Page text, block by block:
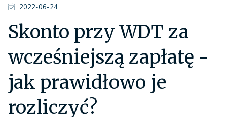
2022-06-24
Skonto przy WDT za
wcześniejszą zapłatę -
jak prawidłowo je
rozliczyć?